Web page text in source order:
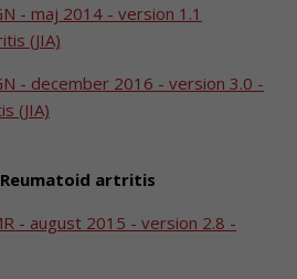
- maj 2014 - version 1.1
(JIA)
- december 2016 - version 3.0 -
(JIA)
artritis
- august 2015 - version 2.8 -